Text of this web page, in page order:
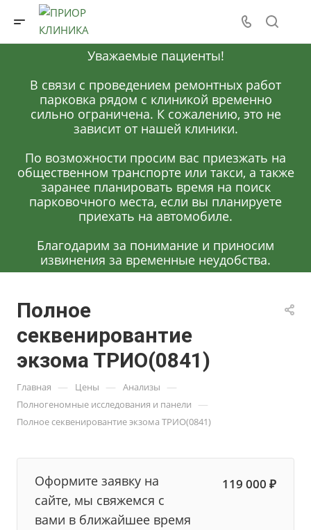
Уважаемые пациенты!
В связи с проведением ремонтных работ
парковка рядом с клиникой временно
сильно ограничена. К сожалению, это не
зависит от нашей клиники.
По возможности просим вас приезжать на
общественном транспорте или такси, а также
заранее планировать время на поиск
парковочного места, если вы планируете
приехать на автомобиле.
Благодарим за понимание и приносим
извинения за временные неудобства.
Полное
секвенировантие
экзома ТРИО(0841)
Главная — Цены — Анализы —
Полногеномные исследования и панели —
Полное секвенировантие экзома ТРИО(0841)
Оформите заявку на
сайте, мы свяжемся с
вами в ближайшее время
119 000 ₽